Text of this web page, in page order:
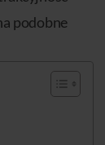
podobne